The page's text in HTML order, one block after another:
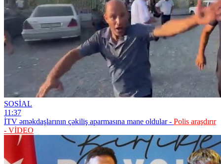
SOSİAL
11:37
İTV əməkdaşlarının çəkiliş aparmasına mane oldular - Polis araşdırır
- VİDEO